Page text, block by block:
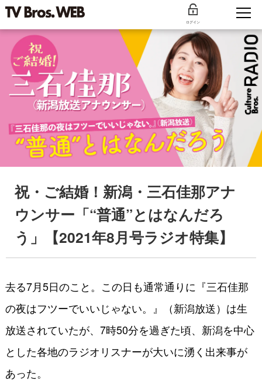
ログイン
祝・ご結婚！新潟・三石佳那アナ
ウンサー「“普通”とはなんだろ
う」【2021年8月号ラジオ特集】
去る7月5日のこと。この日も通常通りに『三石佳那
の夜はフツーでいいじゃない。』（新潟放送）は生
放送されていたが、7時50分を過ぎた頃、新潟を中心
とした各地のラジオリスナーが大いに湧く出来事が
あった。